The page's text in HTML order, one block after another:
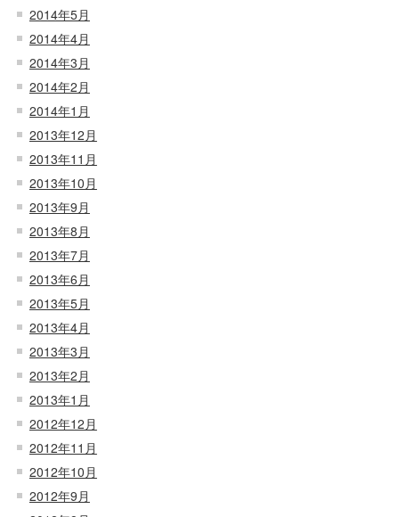
2014年5月
2014年4月
2014年3月
2014年2月
2014年1月
2013年12月
2013年11月
2013年10月
2013年9月
2013年8月
2013年7月
2013年6月
2013年5月
2013年4月
2013年3月
2013年2月
2013年1月
2012年12月
2012年11月
2012年10月
2012年9月